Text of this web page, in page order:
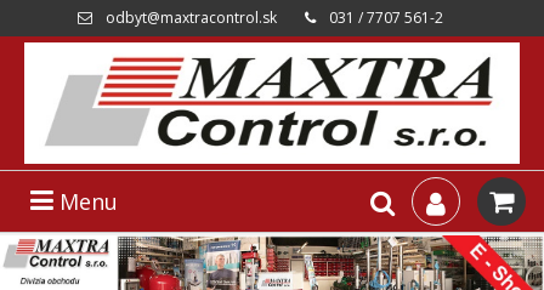
odbyt@maxtracontrol.sk 031 / 7707 561-2
Menu